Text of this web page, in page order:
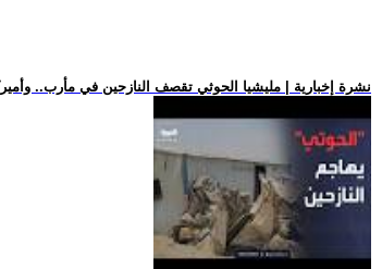
.. نشرة إخبارية | مليشيا الحوثي تقصف النازحين في مأرب..